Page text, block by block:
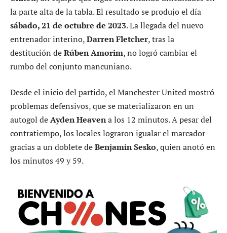
la parte alta de la tabla. El resultado se produjo el día
sábado, 21 de octubre de 2023. La llegada del nuevo
entrenador interino,Darren Fletcher, tras la
destitución deRúben Amorim, no logró cambiar el
rumbo del conjunto mancuniano.
Desde el inicio del partido, el Manchester United mostró
problemas defensivos, que se materializaron en un
autogol deAyden Heavena los 12 minutos. A pesar del
contratiempo, los locales lograron igualar el marcador
gracias a un doblete deBenjamin Sesko, quien anotó en
los minutos 49 y 59.